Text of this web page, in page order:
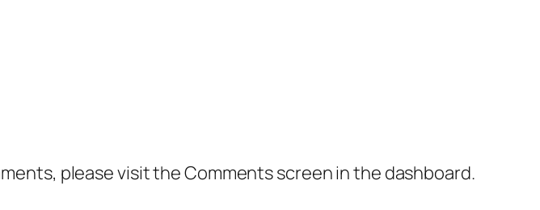
please visit the Comments screen in the dashboard.